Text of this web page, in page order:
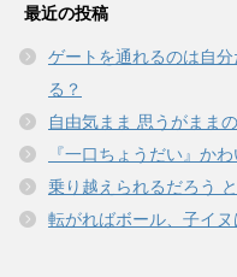
最近の投稿
ゲートを通れるのは自
る？
自由気まま 思うがまま
『一口ちょうだい』か
乗り越えられるだろう
転がればボール、子イ